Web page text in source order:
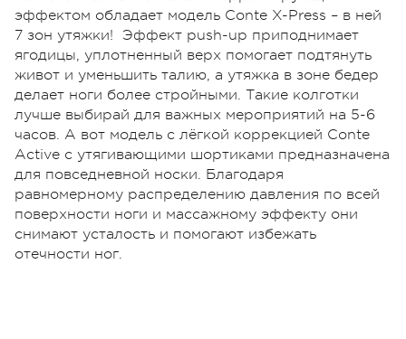
эффектом обладает модель Conte X-Press – в ней
7 зон утяжки! Эффект push-up приподнимает
ягодицы, уплотненный верх помогает подтянуть
живот и уменьшить талию, а утяжка в зоне бедер
делает ноги более стройными. Такие колготки
лучше выбирай для важных мероприятий на 5-6
часов. А вот модель с лёгкой коррекцией Conte
Active с утягивающими шортиками предназначена
для повседневной носки. Благодаря
равномерному распределению давления по всей
поверхности ноги и массажному эффекту они
снимают усталость и помогают избежать
отечности ног.